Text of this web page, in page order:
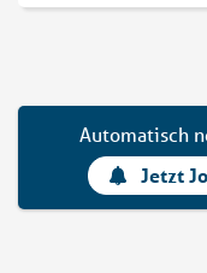
Automatisch
Jetzt